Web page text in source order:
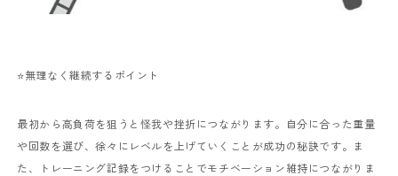
⭐️無理なく継続するポイント
最初から高負荷を狙うと怪我や挫折につながります。自分に合った重量
や回数を選び、徐々にレベルを上げていくことが成功の秘訣です。ま
た、トレーニング記録をつけることでモチベーション維持につながりま